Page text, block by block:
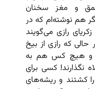
و مغز سخنان
هم نوشته‌ام که در
رازی می‌گویند
که رازی از بیخ
و هیچ کس هم به
نگذارند! کسی برای
کشتند و ریشه‌های